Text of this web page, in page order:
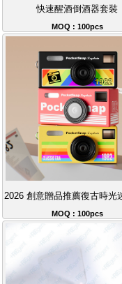
快速醒酒倒酒器套裝
MOQ : 100pcs
MOQ : 100pcs